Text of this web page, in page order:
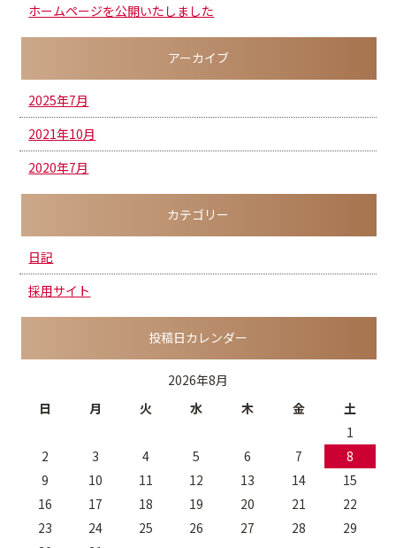
ホームページを公開いたしました
アーカイブ
2025年7月
2021年10月
2020年7月
カテゴリー
日記
採用サイト
投稿日カレンダー
2026年8月
日
月 火 水 木 金
土
1
2
3 4 5 6 7
8
9
10 11 12 13 14
15
16
17 18 19 20 21
22
23
24 25 26 27 28
29